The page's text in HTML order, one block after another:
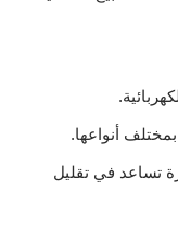
أنواعها.
تساعد في تقليل